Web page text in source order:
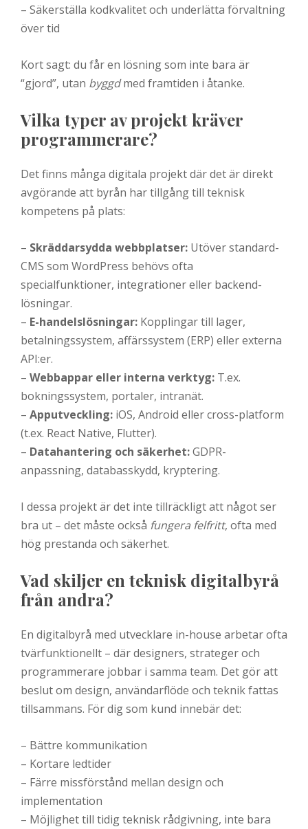
– Säkerställa kodkvalitet och underlätta förvaltning
över tid
Kort sagt: du får en lösning som inte bara är
“gjord”, utan byggdmed framtiden i åtanke.
Vilka typer av projekt kräver
programmerare?
Det finns många digitala projekt där det är direkt
avgörande att byrån har tillgång till teknisk
kompetens på plats:
– Skräddarsydda webbplatser: Utöver standard-
CMS som WordPress behövs ofta
specialfunktioner, integrationer eller backend-
lösningar.
– E-handelslösningar: Kopplingar till lager,
betalningssystem, affärssystem (ERP) eller externa
API:er.
– Webbappar eller interna verktyg: T.ex.
bokningssystem, portaler, intranät.
– Apputveckling: iOS, Android eller cross-platform
(t.ex. React Native, Flutter).
– Datahantering och säkerhet:GDPR-
anpassning, databasskydd, kryptering.
I dessa projekt är det inte tillräckligt att något ser
bra ut – det måste också fungera felfritt, ofta med
hög prestanda och säkerhet.
Vad skiljer en teknisk digitalbyrå
från andra?
En digitalbyrå med utvecklare in-house arbetar ofta
tvärfunktionellt – där designers, strateger och
programmerare jobbar i samma team. Det gör att
beslut om design, användarflöde och teknik fattas
tillsammans. För dig som kund innebär det:
– Bättre kommunikation
– Kortare ledtider
– Färre missförstånd mellan design och
implementation
– Möjlighet till tidig teknisk rådgivning, inte bara